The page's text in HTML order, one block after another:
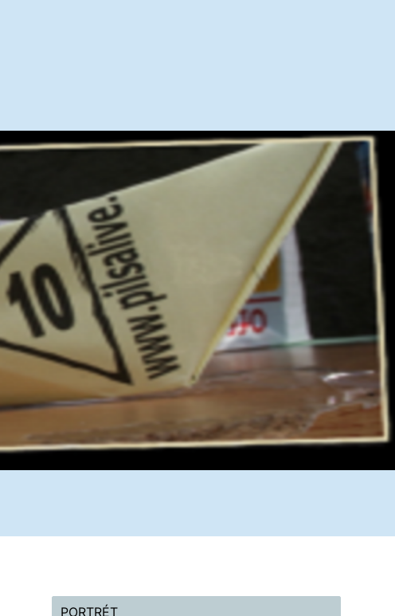
PORTRÉT